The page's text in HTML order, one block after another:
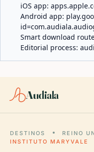
iOS app:
Android app:
Smart download
Editorial process:
Audiala
DESTINOS REINO
INSTITUTO MARYVALE